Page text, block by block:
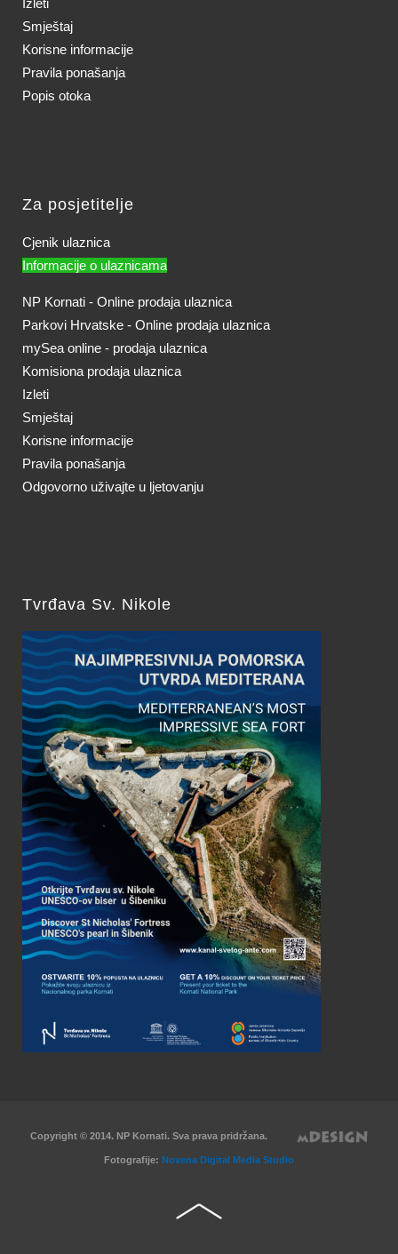
Smještaj
Korisne informacije
Pravila ponašanja
Popis otoka
Za posjetitelje
Cjenik ulaznica
Informacije o ulaznicama
NP Kornati - Online prodaja ulaznica
Parkovi Hrvatske - Online prodaja ulaznica
mySea online - prodaja ulaznica
Komisiona prodaja ulaznica
Izleti
Smještaj
Korisne informacije
Pravila ponašanja
Odgovorno uživajte u ljetovanju
Tvrđava Sv. Nikole
Copyright © 2014. NP Kornati. Sva prava pridržana.
Fotografije: Novena Digital Media Studio